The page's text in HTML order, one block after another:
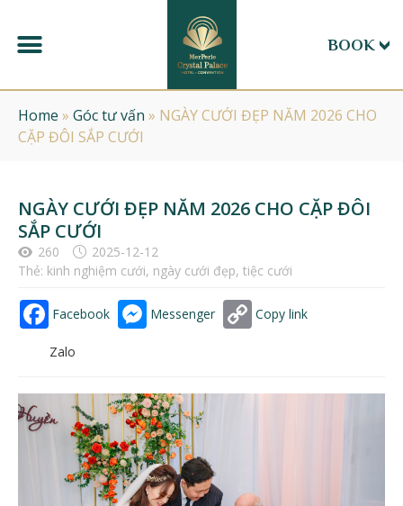
BOOK
Home » Góc tư vấn » NGÀY CƯỚI ĐẸP NĂM 2026 CHO
CẶP ĐÔI SẮP CƯỚI
NGÀY CƯỚI ĐẸP NĂM 2026 CHO CẶP ĐÔI
SẮP CƯỚI
260
2025-12-12
Thẻ: kinh nghiệm cưới, ngày cưới đẹp, tiệc cưới
Facebook Messenger Copy link
Zalo